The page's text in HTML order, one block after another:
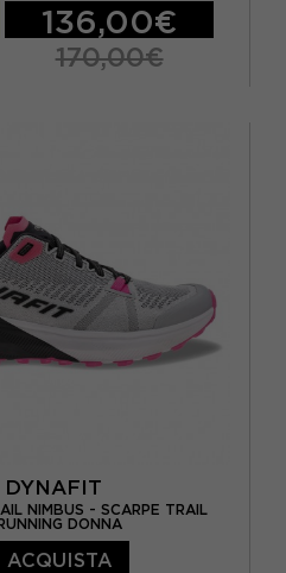
136,00€
170,00€
DYNAFIT
NIMBUS - SCARPE TRAIL
DONNA
ACQUISTA